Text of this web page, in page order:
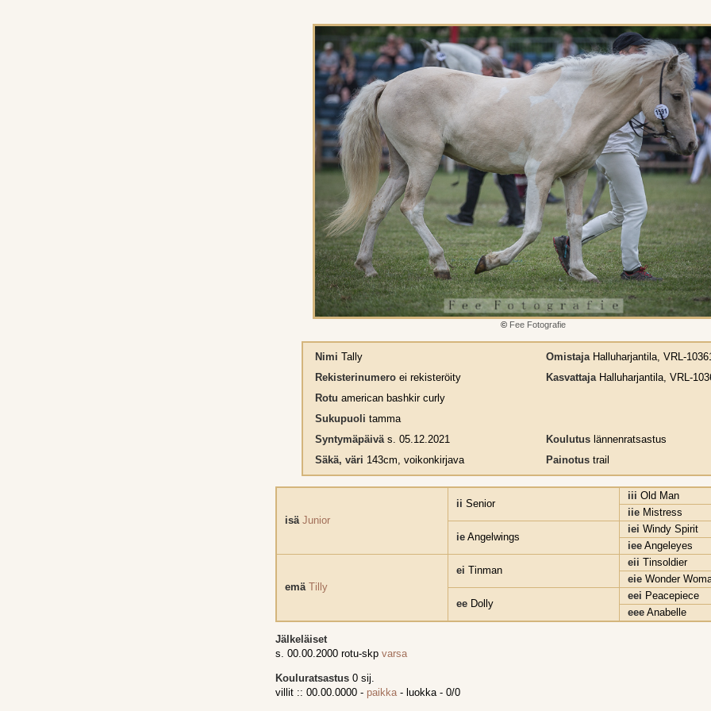
© Fee Fotografie
Nimi Tally
Rekisterinumeroei rekisteröity
Rotu american bashkir curly
Sukupuoli tamma
Syntymäpäiväs. 05.12.2021
Säkä, väri 143cm, voikonkirjava
OmistajaHalluharjantila, VRL-
KasvattajaHalluharjantila, VRL-
Koulutuslännenratsastus
Painotustrail
isä Junior
ii Senior
iii Old Man
iie Mistress
ie Angelwings
iei Windy Spirit
iee Angeleyes
emä Tilly
ei Tinman
eii Tinsoldier
eie Wonder
ee Dolly
eei Peacepiece
eee Anabelle
Jälkeläiset
s. 00.00.2000 rotu-skp varsa
Kouluratsastus 0 sij.
villit :: 00.00.0000 - paikka- luokka - 0/0